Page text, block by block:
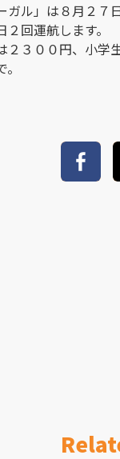
ガル」は８月２７
回運航します。
２３００円、小学